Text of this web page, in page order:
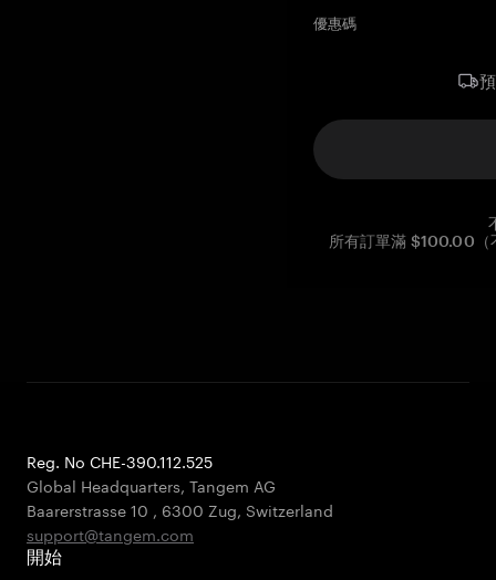
優惠碼
所有訂單滿 $100.00（
Reg. No CHE-390.112.525
Global Headquarters, Tangem AG
Baarerstrasse 10 , 6300 Zug, Switzerland
support@tangem.com
開始